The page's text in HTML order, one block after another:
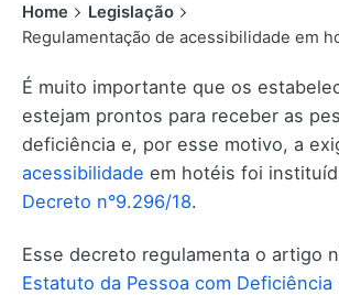
Home
Legislação
Regulamentação de acessibilidade em
É muito importante que os
estejam prontos para receber as
deficiência e, por esse motivo, a
acessibilidade em hotéis foi
Decreto n°9.296/18.
Esse decreto regulamenta o artigo
Estatuto da Pessoa com Deficiência